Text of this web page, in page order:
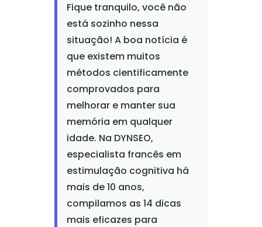
Fique tranquilo, você não
está sozinho nessa
situação! A boa notícia é
que existem muitos
métodos cientificamente
comprovados para
melhorar e manter sua
memória em qualquer
idade. Na DYNSEO,
especialista francês em
estimulação cognitiva há
mais de 10 anos,
compilamos as 14 dicas
mais eficazes para